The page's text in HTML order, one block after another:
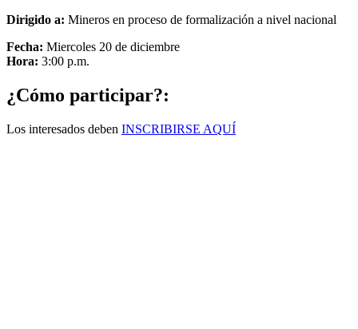
Dirigido a: Mineros en proceso de formalización a nivel nacional
Fecha: Miercoles 20 de diciembre
Hora: 3:00 p.m.
¿Cómo participar?:
Los interesados deben INSCRIBIRSE AQUÍ